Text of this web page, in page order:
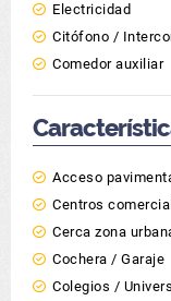
Electricidad
Citófono /
Comedor auxiliar
Acceso
Centros
Cerca zona
Cochera / Garaje
Colegios /